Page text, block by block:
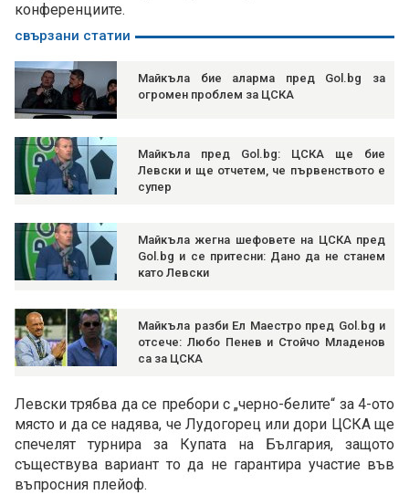
конференциите.
свързани статии
Майкъла бие аларма пред Gol.bg за
огромен проблем за ЦСКА
Майкъла пред Gol.bg: ЦСКА ще бие
Левски и ще отчетем, че първенството е
супер
Майкъла жегна шефовете на ЦСКА пред
Gol.bg и се притесни: Дано да не станем
като Левски
Майкъла разби Ел Маестро пред Gol.bg и
отсече: Любо Пенев и Стойчо Младенов
са за ЦСКА
Левски трябва да се пребори с „черно-белите“ за 4-ото
място и да се надява, че Лудогорец или дори ЦСКА ще
спечелят турнира за Купата на България, защото
съществува вариант то да не гарантира участие във
въпросния плейоф.